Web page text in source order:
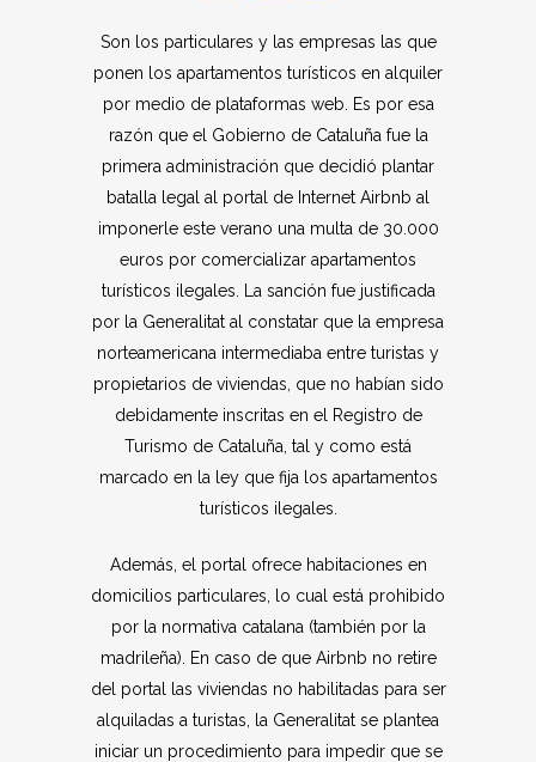
Son los particulares y las empresas las que
ponen los apartamentos turísticos en alquiler
por medio de plataformas web. Es por esa
razón que el Gobierno de Cataluña fue la
primera administración que decidió plantar
batalla legal al portal de Internet Airbnb al
imponerle este verano una multa de 30.000
euros por comercializar apartamentos
turísticos ilegales. La sanción fue justificada
por la Generalitat al constatar que la empresa
norteamericana intermediaba entre turistas y
propietarios de viviendas, que no habían sido
debidamente inscritas en el Registro de
Turismo de Cataluña, tal y como está
marcado en la ley que fija los apartamentos
turísticos ilegales.
Además, el portal ofrece habitaciones en
domicilios particulares, lo cual está prohibido
por la normativa catalana (también por la
madrileña). En caso de que Airbnb no retire
del portal las viviendas no habilitadas para ser
alquiladas a turistas, la Generalitat se plantea
iniciar un procedimiento para impedir que se